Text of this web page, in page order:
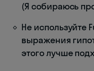
(Я собираюсь
Не используйте
выражения
этого лучше